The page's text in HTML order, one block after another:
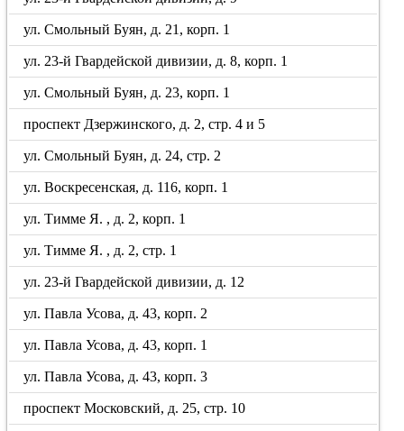
ул. Смольный Буян, д. 21, корп. 1
ул. 23-й Гвардейской дивизии, д. 8, корп. 1
ул. Смольный Буян, д. 23, корп. 1
проспект Дзержинского, д. 2, стр. 4 и 5
ул. Смольный Буян, д. 24, стр. 2
ул. Воскресенская, д. 116, корп. 1
ул. Тимме Я. , д. 2, корп. 1
ул. Тимме Я. , д. 2, стр. 1
ул. 23-й Гвардейской дивизии, д. 12
ул. Павла Усова, д. 43, корп. 2
ул. Павла Усова, д. 43, корп. 1
ул. Павла Усова, д. 43, корп. 3
проспект Московский, д. 25, стр. 10